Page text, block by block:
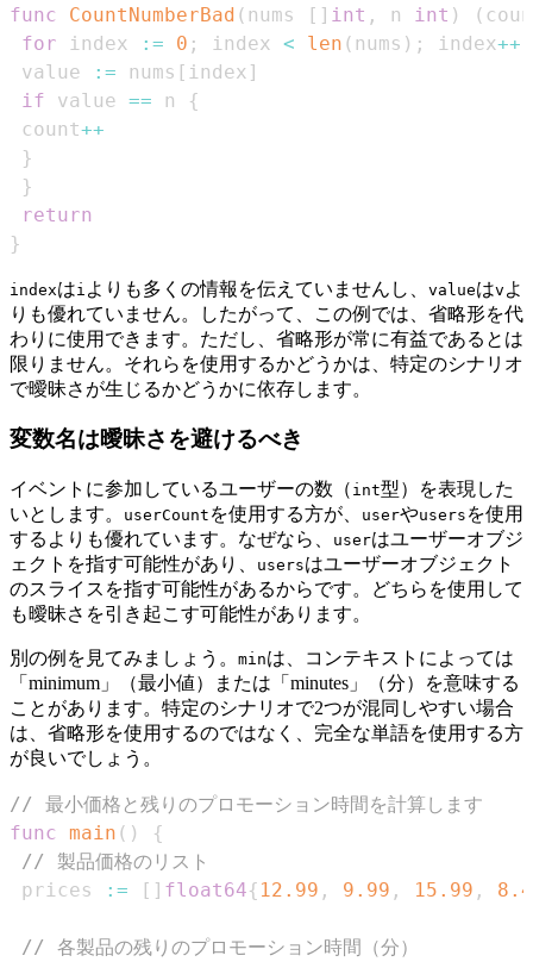
func CountNumberBad ( nums [ ] int , n int ) (
for index := 0 ; index < len ( nums ) ; index++
value
:= nums [ index ]
if value == n
{
count++
}
}
return
}
indexはi よりも多くの情報を伝えていませんし、 valueはv よ
りも優れていません。したがって、この例では、省略形を代
わりに使用できます。ただし、省略形が常に有益であるとは
限りません。それらを使用するかどうかは、特定のシナリオ
で曖昧さが生じるかどうかに依存します。
変数名は曖昧さを避けるべき
イベントに参加しているユーザーの数（ int型）を表現した
いとします。
userCount を使用する方が、 userやusers を使用
するよりも優れています。なぜなら、
userはユーザーオブジ
ェクトを指す可能性があり、
usersはユーザーオブジェクト
のスライスを指す可能性があるからです。どちらを使用して
も曖昧さを引き起こす可能性があります。
別の例を見てみましょう。 minは、コンテキストによっては
「minimum」（最小値）または「minutes」（分）を意味する
ことがあります。特定のシナリオで2つが混同しやすい場合
は、省略形を使用するのではなく、完全な単語を使用する方
が良いでしょう。
// 最小価格と残りのプロモーション時間を計算します
func main ( )
{
// 製品価格のリスト
prices
:= [ ] float64{ 12.99 , 9.99 , 15.99 ,
// 各製品の残りのプロモーション時間（分）